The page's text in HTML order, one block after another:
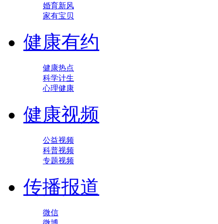
婚育新风
家有宝贝
健康有约
健康热点
科学计生
心理健康
健康视频
公益视频
科普视频
专题视频
传播报道
微信